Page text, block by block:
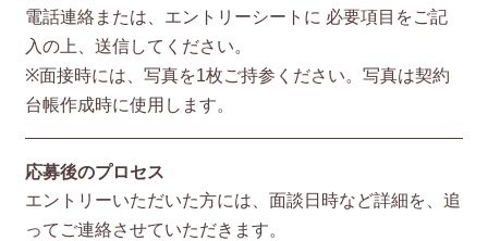
電話連絡または、エントリーシートに 必要項⽬をご記
⼊の上、送信してください。
※⾯接時には、写真を1枚ご持参ください。写真は契約
台帳作成時に使⽤します。
応募後のプロセス
エントリーいただいた⽅には、⾯談⽇時など詳細を、追
ってご連絡させていただきます。